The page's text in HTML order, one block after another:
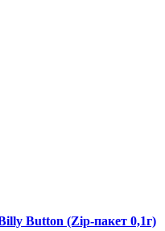
Button (Zip-пакет 0,1г)